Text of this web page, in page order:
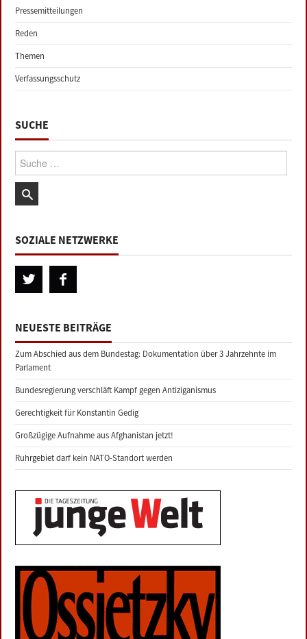
Pressemitteilungen
Reden
Themen
Verfassungsschutz
SUCHE
Suche:
SOZIALE NETZWERKE
NEUESTE BEITRÄGE
Zum Abschied aus dem Bundestag: Dokumentation über 3 Jahrzehnte im
Parlament
Bundesregierung verschläft Kampf gegen Antiziganismus
Gerechtigkeit für Konstantin Gedig
Großzügige Aufnahme aus Afghanistan jetzt!
Ruhrgebiet darf kein NATO-Standort werden